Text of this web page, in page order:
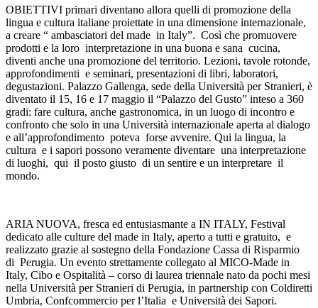
OBIETTIVI primari diventano allora quelli di promozione della
lingua e cultura italiane proiettate in una dimensione internazionale,
a creare “ ambasciatori del made in Italy”. Così che promuovere
prodotti e la loro interpretazione in una buona e sana cucina,
diventi anche una promozione del territorio. Lezioni, tavole rotonde,
approfondimenti e seminari, presentazioni di libri, laboratori,
degustazioni. Palazzo Gallenga, sede della Università per Stranieri, è
diventato il 15, 16 e 17 maggio il “Palazzo del Gusto” inteso a 360
gradi: fare cultura, anche gastronomica, in un luogo di incontro e
confronto che solo in una Università internazionale aperta al dialogo
e all’approfondimento poteva forse avvenire. Qui la lingua, la
cultura e i sapori possono veramente diventare una interpretazione
di luoghi, qui il posto giusto di un sentire e un interpretare il
mondo.
ARIA NUOVA, fresca ed entusiasmante a IN ITALY, Festival
dedicato alle culture del made in Italy, aperto a tutti e gratuito, e
realizzato grazie al sostegno della Fondazione Cassa di Risparmio
di Perugia. Un evento strettamente collegato al MICO-Made in
Italy, Cibo e Ospitalità – corso di laurea triennale nato da pochi mesi
nella Università per Stranieri di Perugia, in partnership con Coldiretti
Umbria, Confcommercio per l’Italia e Università dei Sapori.